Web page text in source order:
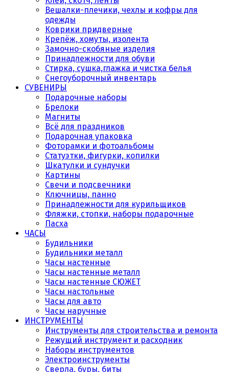
Вешалки-плечики, чехлы и кофры для
одежды
Коврики придверные
Крепёж, хомуты, изолента
Замочно-скобяные изделия
Принадлежности для обуви
Стирка, сушка,глажка и чистка белья
Снегоуборочный инвентарь
СУВЕНИРЫ
Подарочные наборы
Брелоки
Магниты
Всё для праздников
Подарочная упаковка
Фоторамки и фотоальбомы
Статуэтки, фигурки, копилки
Шкатулки и сундучки
Картины
Свечи и подсвечники
Ключницы, панно
Принадлежности для курильщиков
Фляжки, стопки, наборы подарочные
Пасха
ЧАСЫ
Будильники
Будильники металл
Часы настенные
Часы настенные металл
Часы настенные СЮЖЕТ
Часы настольные
Часы для авто
Часы наручные
ИНСТРУМЕНТЫ
Инструменты для строительства и ремонта
Режущий инструмент и расходник
Наборы инструментов
Электроинструменты
Сверла, буры, биты